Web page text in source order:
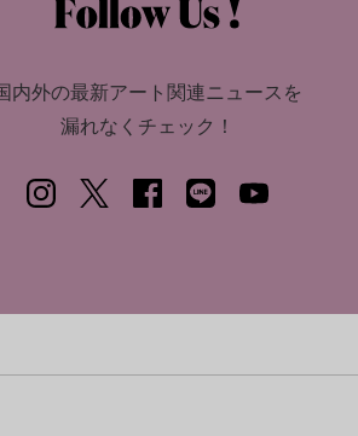
内外の最新アート関連ニュースを
漏れなくチェック！